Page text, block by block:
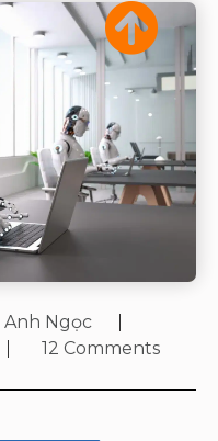
Ngọc
12 Comments